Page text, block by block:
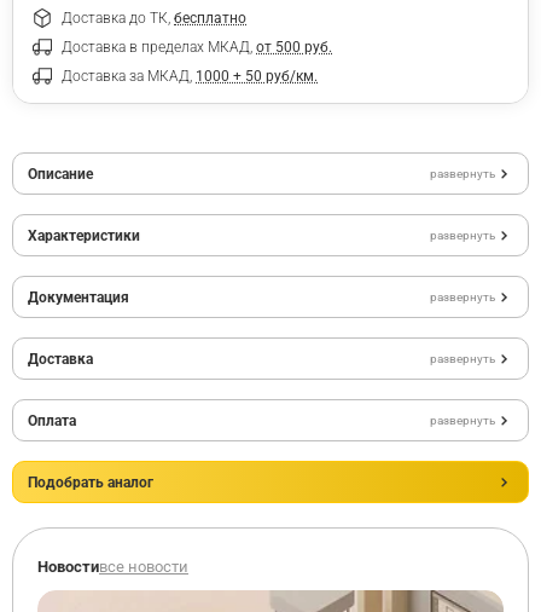
Доставка до ТК, бесплатно
Доставка в пределах МКАД, от 500 руб.
Доставка за МКАД, 1000 + 50 руб/км.
Описание развернуть
Характеристики развернуть
Документация развернуть
Доставка развернуть
Оплата развернуть
Подобрать аналог
Новостивсе новости